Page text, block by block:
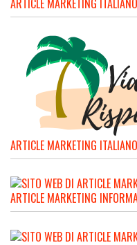
ARTICLE MARKETING ITALIANO
ARTICLE MARKETING